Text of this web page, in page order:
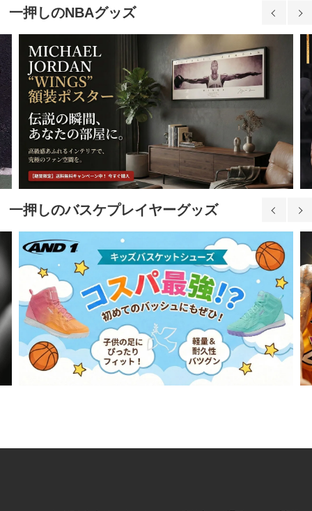
一押しのNBAグッズ
一押しのバスケプレイヤーグッズ